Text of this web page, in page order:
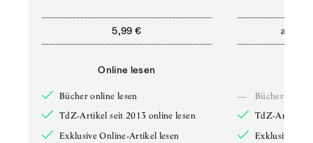
5,99 €
Online lesen
Bücher online lesen
TdZ-Artikel seit 2013 online lesen
Exklusive Online-Artikel lesen
ab
—
Bücher online
TdZ-Artikel
Exklusive